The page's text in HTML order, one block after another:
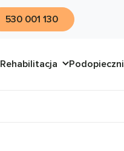
530 001 130
Rehabilitacja Podopieczni